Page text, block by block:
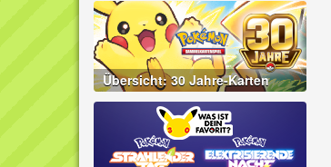
Übersicht: 30 Jahre-Karten